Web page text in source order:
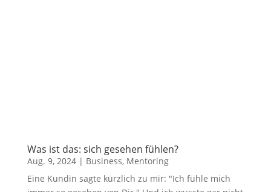
Was ist das: sich gesehen fühlen?
Aug. 9, 2024| Business, Mentoring
Eine Kundin sagte kürzlich zu mir: "Ich fühle mich